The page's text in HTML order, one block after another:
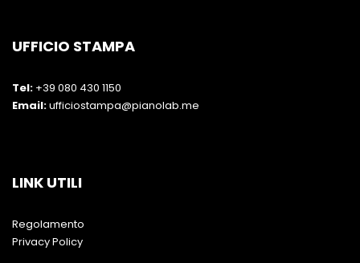
UFFICIO STAMPA
Tel: +39 080 430 1150
Email:ufficiostampa@pianolab.me
LINK UTILI
Regolamento
Privacy Policy